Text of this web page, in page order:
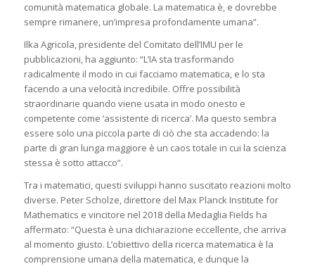
comunità matematica globale. La matematica è, e dovrebbe
sempre rimanere, un’impresa profondamente umana”.
Ilka Agricola, presidente del Comitato dell’IMU per le
pubblicazioni, ha aggiunto: “L’IA sta trasformando
radicalmente il modo in cui facciamo matematica, e lo sta
facendo a una velocità incredibile. Offre possibilità
straordinarie quando viene usata in modo onesto e
competente come ‘assistente di ricerca’. Ma questo sembra
essere solo una piccola parte di ciò che sta accadendo: la
parte di gran lunga maggiore è un caos totale in cui la scienza
stessa è sotto attacco”.
Tra i matematici, questi sviluppi hanno suscitato reazioni molto
diverse. Peter Scholze, direttore del Max Planck Institute for
Mathematics e vincitore nel 2018 della Medaglia Fields ha
affermato: “Questa è una dichiarazione eccellente, che arriva
al momento giusto. L’obiettivo della ricerca matematica è la
comprensione umana della matematica, e dunque la